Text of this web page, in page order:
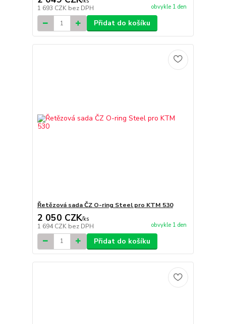
1 693 CZK bez DPH obvykle 1 den
Přidat do košíku
Řetězová sada ČZ O-ring Steel pro KTM 530
2 050 CZK/ks
1 694 CZK bez DPH obvykle 1 den
Přidat do košíku